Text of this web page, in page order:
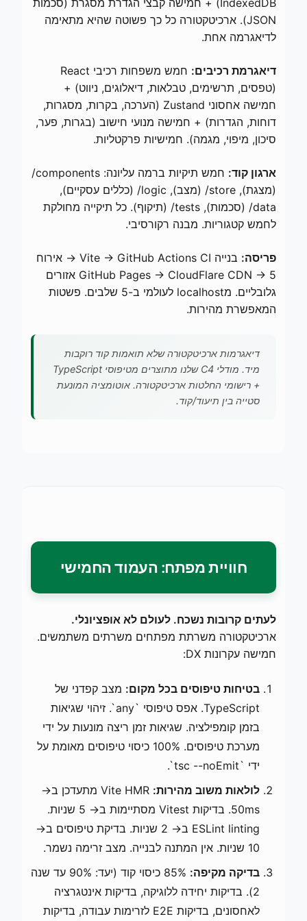
JSON). ארכיטקטורה כל כך פשוטה שהיא מתאימה
לדיאגרמה אחת.
דיאגרמת רכיבים:
חמש משפחות רכיבי React
(טפסים, תרשימים, טבלאות, דיאלוגים, ניווט) +
חמישה אחסוני Zustand (הערכה, בקרות, מסגרות,
דוחות, הגדרות) + חמישה מנועי חישוב (בגרות, פער,
סיכון, מיפוי, מגמה). חמישיות פרקטליות.
ארגון קוד:
חמש תיקיות ברמה עליונה: components/
(מצגת), store/ (מצב), logic/ (כללים עסקיים),
data/ (סכמות), tests/ (תיקוף). כל תיקייה מחולקת
לחמש קטגוריות. מבנה רקורסיבי.
פריסה:
בנייה Vite → GitHub Actions CI → אירוח
GitHub Pages → CloudFlare CDN → 5 אזורים
גלובליים. מlocalhost לעולמי ב-5 שלבים. פשטות
המאפשרת מהירות.
דיאגרמות ארכיטקטורה שלא תואמות קוד רוקבות
מיד. מודלי C4 שלנו מתוצרים מטיפוסי TypeScript
+ רישומי החלטות ארכיטקטורה. אוטומציה המונעת
סטייה בין תיעוד/קוד.
חוויית מפתח: העמוד החמישי
לעתים קרובות נשכח. לעולם לא אופציונלי.
ארכיטקטורה משרתת מפתחים משרתים משתמשים.
חמישה עקרונות DX:
בטיחות טיפוסים בכל מקום: מצב קפדני של
TypeScript. אפס טיפוסי `any`. זיהוי שגיאות
בזמן קומפילציה. שגיאות זמן ריצה מונעות על ידי
מערכת טיפוסים. 100% כיסוי טיפוסים מאומת על
ידי `tsc --noEmit`.
לולאות משוב מהירות:
Vite HMR מתעדכן ב-<
50ms. בדיקות Vitest מסתיימות ב-< 5 שניות.
ESLint linting ב-< 2 שניות. בדיקת טיפוסים ב-<
10 שניות. אין המתנה לבנייה. מצב זרימה נשמר.
בדיקה מקיפה:
85% כיסוי קוד (יעד: 90% עד שנה
2). בדיקות יחידה ללוגיקה, בדיקות אינטגרציה
לאחסונים, בדיקות E2E לזרימות עבודה, בדיקות